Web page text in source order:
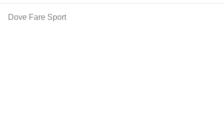
Dove Fare Sport